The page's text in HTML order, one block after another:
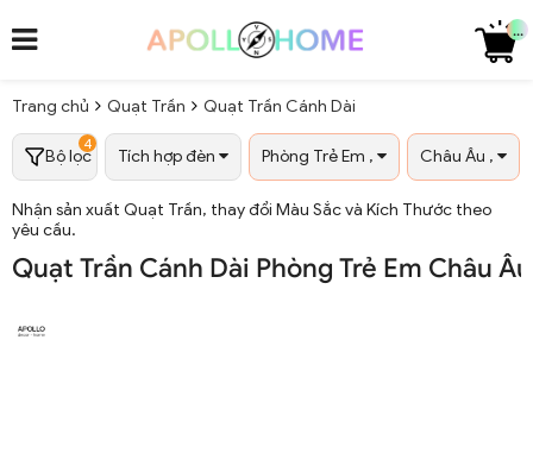
...
Trang chủ Quạt Trần Quạt Trần Cánh Dài
Bộ lọc
4
Tích hợp đèn Phòng Trẻ Em , Châu Âu ,
Nhận sản xuất Quạt Trần, thay đổi Màu Sắc và Kích Thước theo
yêu cầu.
Quạt Trần Cánh Dài Phòng Trẻ Em Châu